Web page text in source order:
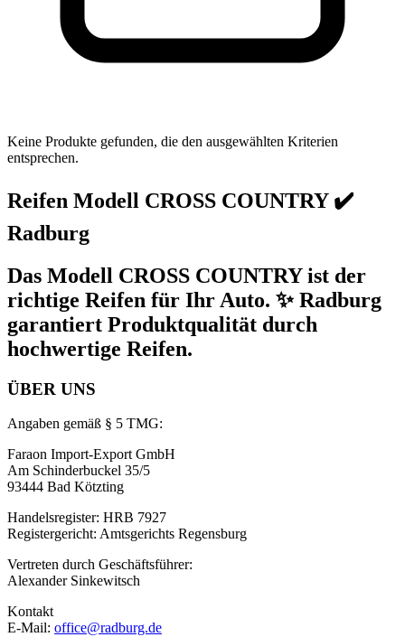
Keine Produkte gefunden, die den ausgewählten Kriterien
entsprechen.
Reifen Modell CROSS COUNTRY ✔️
Radburg
Das Modell CROSS COUNTRY ist der
richtige Reifen für Ihr Auto. ✨ Radburg
garantiert Produktqualität durch
hochwertige Reifen.
ÜBER UNS
Angaben gemäß § 5 TMG:
Faraon Import-Export GmbH
Am Schinderbuckel 35/5
93444 Bad Kötzting
Handelsregister: HRB 7927
Registergericht: Amtsgerichts Regensburg
Vertreten durch Geschäftsführer:
Alexander Sinkewitsch
Kontakt
E-Mail: office@radburg.de